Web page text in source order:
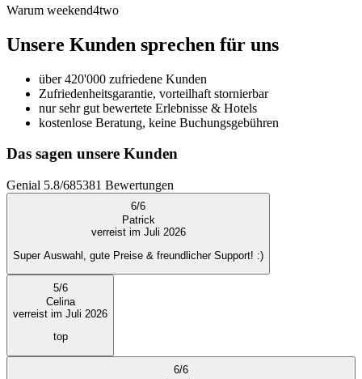
Warum weekend4two
Unsere Kunden sprechen für uns
über 420'000 zufriedene Kunden
Zufriedenheitsgarantie, vorteilhaft stornierbar
nur sehr gut bewertete Erlebnisse & Hotels
kostenlose Beratung, keine Buchungsgebühren
Das sagen unsere Kunden
Genial 5.8/685381 Bewertungen
6/6
Patrick
verreist im Juli 2026
Super Auswahl, gute Preise & freundlicher Support! :)
5/6
Celina
verreist im Juli 2026
top
6/6